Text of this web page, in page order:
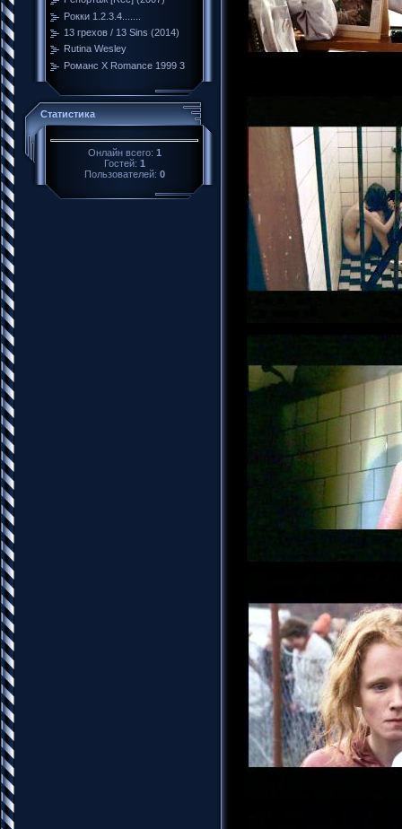
Рокки 1.2.3.4.......
13 грехов / 13 Sins (2014)
Rutina Wesley
Романс Х Romance 1999 3
Статистика
Онлайн всего: 1
Гостей: 1
Пользователей: 0